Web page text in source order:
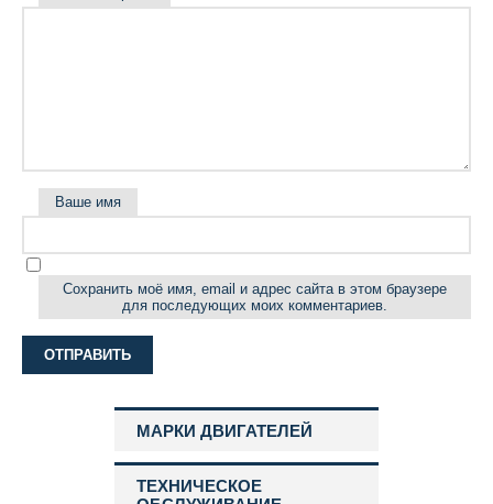
Ваше имя
Сохранить моё имя, email и адрес сайта в этом браузере
для последующих моих комментариев.
МАРКИ ДВИГАТЕЛЕЙ
ТЕХНИЧЕСКОЕ